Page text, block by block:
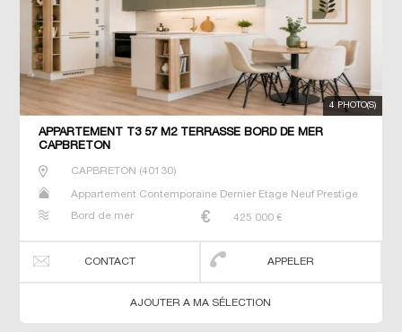
4 PHOTO(S)
APPARTEMENT T3 57 M2 TERRASSE BORD DE MER
CAPBRETON
CAPBRETON (40130)
Appartement Contemporaine Dernier Etage Neuf Prestige
Bord de mer
425 000 €
CONTACT APPELER
AJOUTER A MA SÉLECTION